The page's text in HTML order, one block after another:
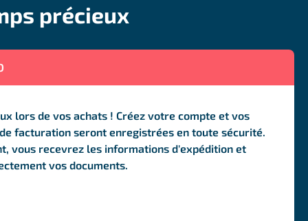
précieux
lors de vos achats ! Créez votre compte et vos
facturation seront enregistrées en toute sécurité.
vous recevrez les informations d'expédition et
vos documents.